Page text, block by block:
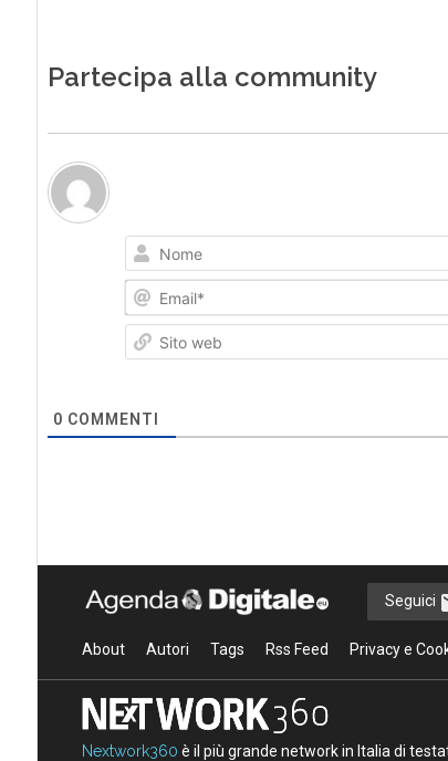
Partecipa alla community
0 COMMENTI
Seguici
About Autori Tags Rss Feed Privacy e
Nextwork360 è il più grande network in Italia di